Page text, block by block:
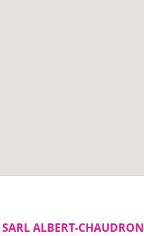
SARL ALBERT-CHAUDRON